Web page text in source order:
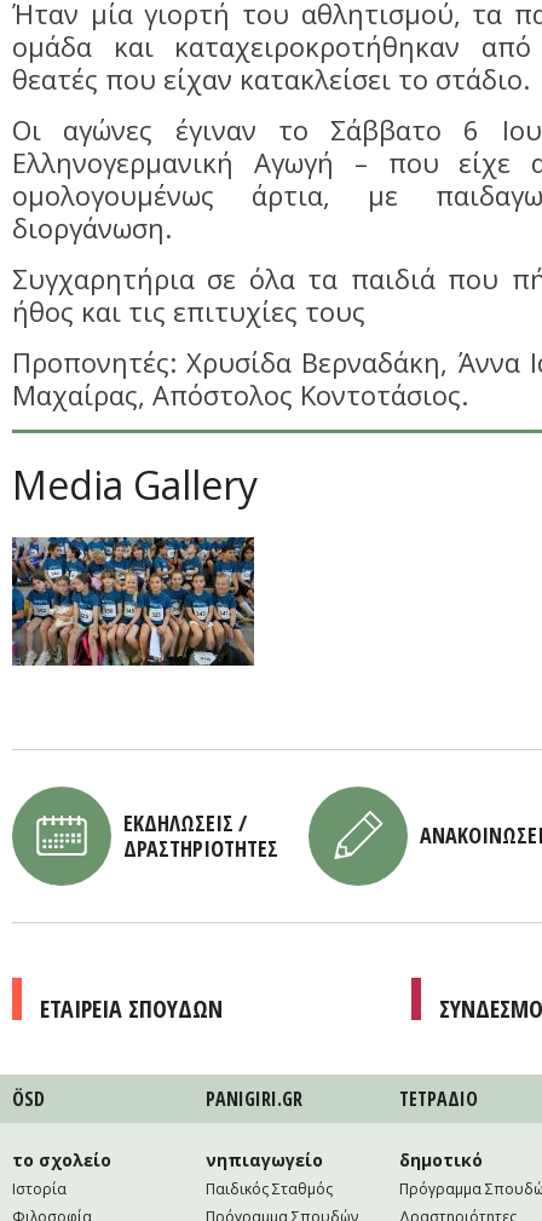
Ήταν μία γιορτή του αθλητισμού, τα
ομάδα και καταχειροκροτήθηκαν
θεατές που είχαν κατακλείσει το στάδιο.
Οι αγώνες έγιναν το Σάββατο 6
Ελληνογερμανική Αγωγή – που είχε
ομολογουμένως άρτια, με
διοργάνωση.
Συγχαρητήρια σε όλα τα παιδιά που
ήθος και τις επιτυχίες τους
Προπονητές: Χρυσίδα Βερναδάκη, Άννα
Μαχαίρας, Απόστολος Κοντοτάσιος.
Media Gallery
ΕΚΔΗΛΩΣΕΙΣ /
ΔΡΑΣΤΗΡΙΟΤΗΤΕΣ
ΕΤΑΙΡΕΙΑ ΣΠΟΥΔΩΝ
ÖSD PANIGIRI.GR ΤΕΤΡAΔΙΟ
το σχολείο
Ιστορία
Φιλοσοφία
νηπιαγωγείο
Παιδικός Σταθμός
Πρόγραμμα Σπουδών
δημοτικό
Πρόγραμμα
Δραστηριότητες